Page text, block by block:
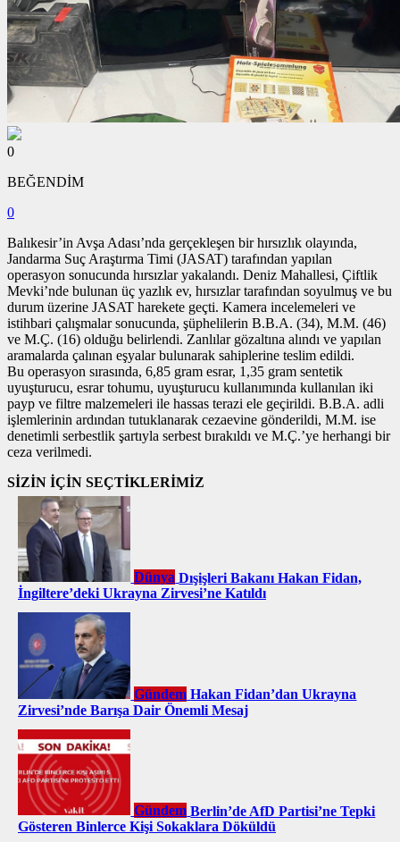
0
BEĞENDİM
0
Balıkesir’in Avşa Adası’nda gerçekleşen bir hırsızlık olayında,
Jandarma Suç Araştırma Timi (JASAT) tarafından yapılan
operasyon sonucunda hırsızlar yakalandı. Deniz Mahallesi, Çiftlik
Mevki’nde bulunan üç yazlık ev, hırsızlar tarafından soyulmuş ve bu
durum üzerine JASAT harekete geçti. Kamera incelemeleri ve
istihbari çalışmalar sonucunda, şüphelilerin B.B.A. (34), M.M. (46)
ve M.Ç. (16) olduğu belirlendi. Zanlılar gözaltına alındı ve yapılan
aramalarda çalınan eşyalar bulunarak sahiplerine teslim edildi.
Bu operasyon sırasında, 6,85 gram esrar, 1,35 gram sentetik
uyuşturucu, esrar tohumu, uyuşturucu kullanımında kullanılan iki
payp ve filtre malzemeleri ile hassas terazi ele geçirildi. B.B.A. adli
işlemlerinin ardından tutuklanarak cezaevine gönderildi, M.M. ise
denetimli serbestlik şartıyla serbest bırakıldı ve M.Ç.’ye herhangi bir
ceza verilmedi.
SİZİN İÇİN SEÇTİKLERİMİZ
Dünya Dışişleri Bakanı Hakan Fidan,
İngiltere’deki Ukrayna Zirvesi’ne Katıldı
Gündem Hakan Fidan’dan Ukrayna
Zirvesi’nde Barışa Dair Önemli Mesaj
Gündem Berlin’de AfD Partisi’ne Tepki
Gösteren Binlerce Kişi Sokaklara Döküldü